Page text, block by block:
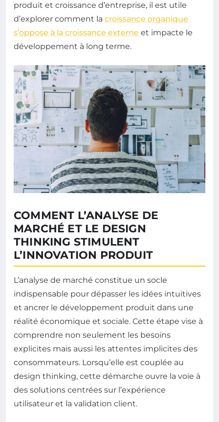
produit et croissance d’entreprise, il est utile
d’explorer comment la croissance organique
s’oppose à la croissance externe et impacte le
développement à long terme.
COMMENT L’ANALYSE DE
MARCHÉ ET LE DESIGN
THINKING STIMULENT
L’INNOVATION PRODUIT
L’analyse de marché constitue un socle
indispensable pour dépasser les idées intuitives
et ancrer le développement produit dans une
réalité économique et sociale. Cette étape vise à
comprendre non seulement les besoins
explicites mais aussi les attentes implicites des
consommateurs. Lorsqu’elle est couplée au
design thinking, cette démarche ouvre la voie à
des solutions centrées sur l’expérience
utilisateur et la validation client.